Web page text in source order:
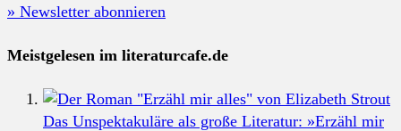
» Newsletter abonnieren
Meistgelesen im literaturcafe.de
Das Unspektakuläre als große Literatur: »Erzähl mir